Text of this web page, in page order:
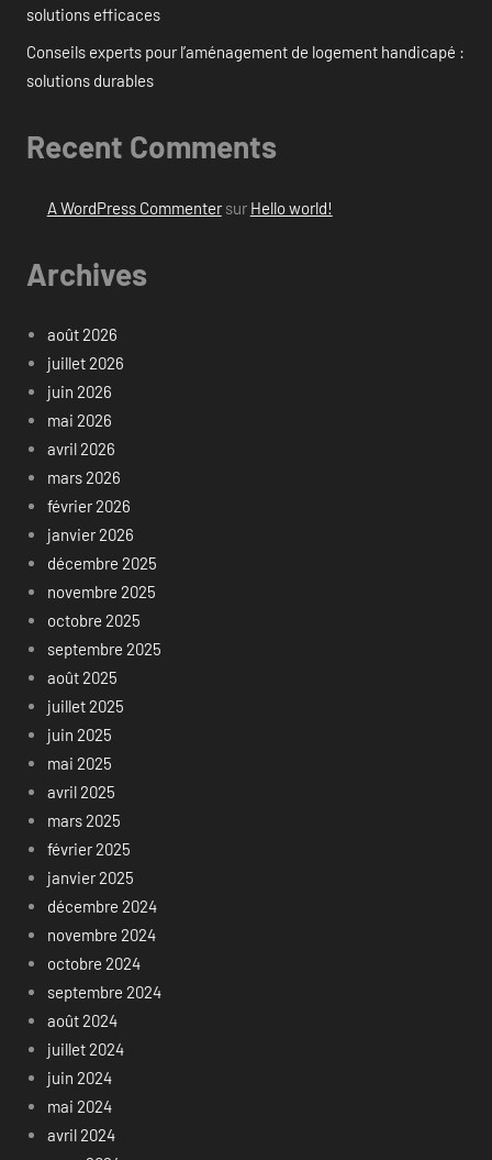
solutions efficaces
Conseils experts pour l’aménagement de logement handicapé :
solutions durables
Recent Comments
A WordPress Commentersur Hello world!
Archives
août 2026
juillet 2026
juin 2026
mai 2026
avril 2026
mars 2026
février 2026
janvier 2026
décembre 2025
novembre 2025
octobre 2025
septembre 2025
août 2025
juillet 2025
juin 2025
mai 2025
avril 2025
mars 2025
février 2025
janvier 2025
décembre 2024
novembre 2024
octobre 2024
septembre 2024
août 2024
juillet 2024
juin 2024
mai 2024
avril 2024